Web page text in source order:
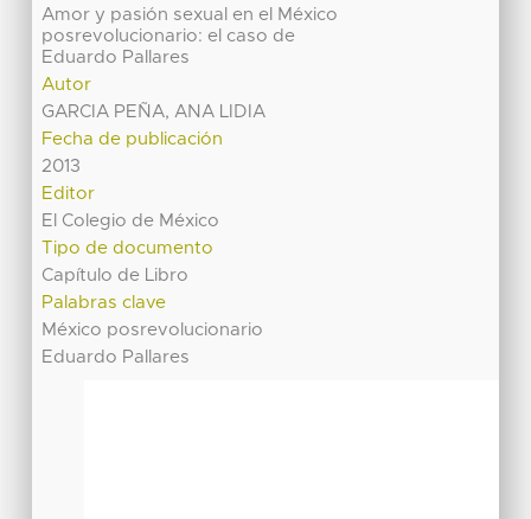
Amor y pasión sexual en el México
posrevolucionario: el caso de
Eduardo Pallares
Autor
GARCIA PEÑA, ANA LIDIA
Fecha de publicación
2013
Editor
El Colegio de México
Tipo de documento
Capítulo de Libro
Palabras clave
México posrevolucionario
Eduardo Pallares